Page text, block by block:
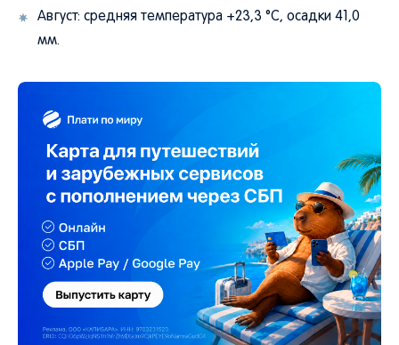
Август: средняя температура +23,3 °C, осадки 41,0
мм.